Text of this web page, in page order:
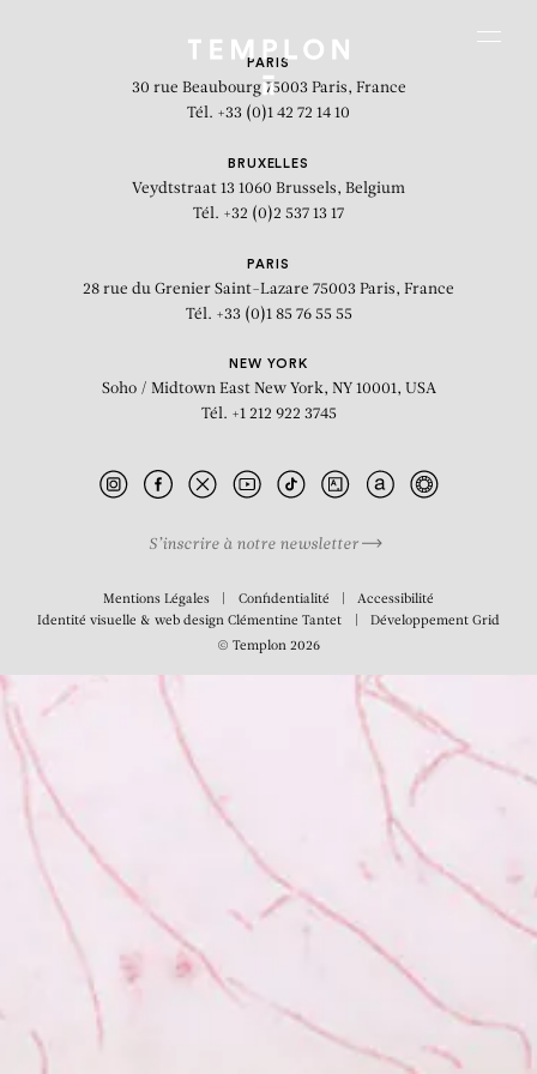
Untitled (3)
PARIS
30 rue Beaubourg 75003 Paris, France
Tél. +33 (0)1 42 72 14 10
BRUXELLES
Veydtstraat 13 1060 Brussels, Belgium
Tél. +32 (0)2 537 13 17
PARIS
28 rue du Grenier Saint-Lazare 75003 Paris, France
Tél. +33 (0)1 85 76 55 55
NEW YORK
Soho / Midtown East New York, NY 10001, USA
Tél. +1 212 922 3745
S’inscrire à notre newsletter
Mentions Légales Confidentialité
Accessibilité
Identité visuelle & web designClémentine Tantet Développement Grid
© Templon 2026